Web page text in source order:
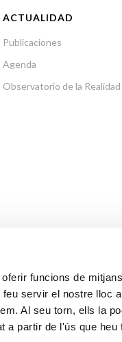
funcions de
servir el nostre lloc
Al seu torn, ells la
a partir de l'ús que heu
ACTUALIDAD
Publicaciones
Agenda
Observatorio de la Realidad
ENLACES DE INTERÉS
Arzobispado de Barcelona